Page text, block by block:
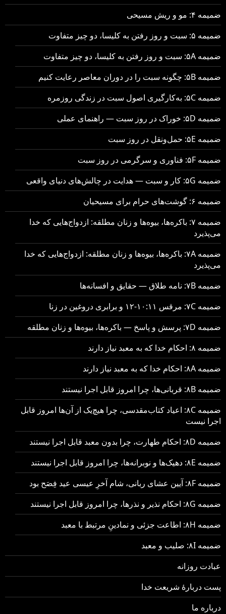
ضمیمه ۴: مو و ریش مسیحی
ضمیمه ۵: سبت و روز رفتن به کلیسا، دو چیز متفاوت
ضمیمه ۵A: سبت و روز رفتن به کلیسا، دو چیز متفاوت
ضمیمه ۵B: چگونه سبت را در دوران معاصر رعایت کنیم
ضمیمه ۵C: به‌کارگیری اصول سبت در زندگی روزمره
ضمیمه ۵D: خوراک در روز سبت — راهنمای عملی
ضمیمه ۵E: حمل‌ونقل در روز سبت
ضمیمه ۵F: فناوری و سرگرمی در روز سبت
ضمیمه ۵G: کار و سبت — هدایت در چالش‌های دنیای واقعی
ضمیمه ۶: گوشت‌های حرام برای مسیحیان
ضمیمه ۷: باکره‌ها، بیوه‌ها و زنان مطلقه: ازدواج‌هایی که خدا
می‌پذیرد
ضمیمه ۷A: باکره‌ها، بیوه‌ها و زنان مطلقه: ازدواج‌هایی که خدا
می‌پذیرد
ضمیمه ۷B: نامه طلاق — حقایق و افسانه‌ها
ضمیمه ۷C: مرقس ۱۰:۱۱-۱۲ و برابری دروغین در زنا
ضمیمه ۷D: پرسش و پاسخ — باکره‌ها، بیوه‌ها و زنان مطلقه
ضمیمه ۸: احکام خدا که به معبد نیاز دارند
ضمیمه ۸A: احکام خدا که به معبد نیاز دارند
ضمیمه ۸B: قربانی‌ها، چرا امروز قابل اجرا نیستند
ضمیمه ۸C: اعیاد کتاب‌مقدسی، چرا هیچ‌یک از آن‌ها امروز قابل
اجرا نیست
ضمیمه ۸D: احکام طهارت، چرا بدون معبد قابل اجرا نیستند
ضمیمه ۸E: دهیک‌ها و نوبرانه‌ها، چرا امروز قابل اجرا نیستند
ضمیمه ۸F: آیین عشای ربانی، شام آخرِ عیسی عید فِصَح بود
ضمیمه ۸G: احکام نذیر و نذرها، چرا امروز قابل اجرا نیستند
ضمیمه ۸H: اطاعت جزئی و نمادینِ مرتبط با معبد
ضمیمه ۸I: صلیب و معبد
عبادت روزانه
پست دربارهٔ شریعت خدا
درباره ما